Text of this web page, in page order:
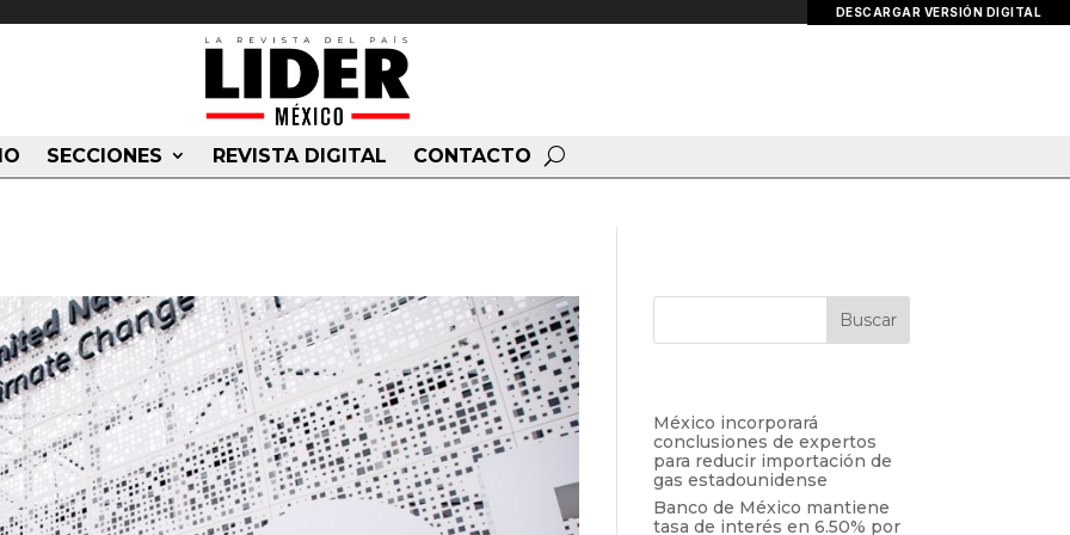
SECCIONES REVISTA DIGITAL CONTACTO
DESCARGAR VERSIÓN DIGITAL
México incorporará
conclusiones de expertos
para reducir importación de
gas estadounidense
Banco de México mantiene
tasa de interés en 6.50% por